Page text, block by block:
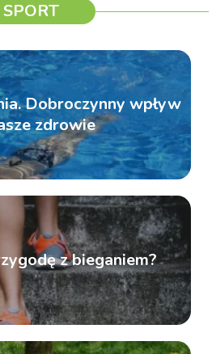
SPORT
Dobroczynny wpływ
zdrowie
z bieganiem?